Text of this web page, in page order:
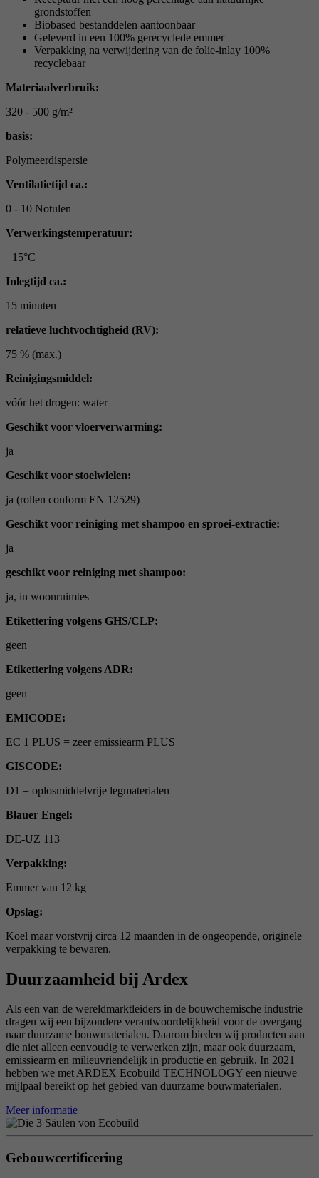
grondstoffen
Biobased bestanddelen aantoonbaar
Geleverd in een 100% gerecyclede emmer
Verpakking na verwijdering van de folie-inlay 100%
recyclebaar
Materiaalverbruik:
320 - 500 g/m²
basis:
Polymeerdispersie
Ventilatietijd ca.:
0 - 10 Notulen
Verwerkingstemperatuur:
+15°C
Inlegtijd ca.:
15 minuten
relatieve luchtvochtigheid (RV):
75 % (max.)
Reinigingsmiddel:
vóór het drogen: water
Geschikt voor vloerverwarming:
ja
Geschikt voor stoelwielen:
ja (rollen conform EN 12529)
Geschikt voor reiniging met shampoo en sproei-extractie:
ja
geschikt voor reiniging met shampoo:
ja, in woonruimtes
Etikettering volgens GHS/CLP:
geen
Etikettering volgens ADR:
geen
EMICODE:
EC 1 PLUS = zeer emissiearm PLUS
GISCODE:
D1 = oplosmiddelvrije legmaterialen
Blauer Engel:
DE-UZ 113
Verpakking:
Emmer van 12 kg
Opslag:
Koel maar vorstvrij circa 12 maanden in de ongeopende, originele
verpakking te bewaren.
Duurzaamheid bij Ardex
Als een van de wereldmarktleiders in de bouwchemische industrie
dragen wij een bijzondere verantwoordelijkheid voor de overgang
naar duurzame bouwmaterialen. Daarom bieden wij producten aan
die niet alleen eenvoudig te verwerken zijn, maar ook duurzaam,
emissiearm en milieuvriendelijk in productie en gebruik. In 2021
hebben we met ARDEX Ecobuild TECHNOLOGY een nieuwe
mijlpaal bereikt op het gebied van duurzame bouwmaterialen.
Meer informatie
Gebouwcertificering